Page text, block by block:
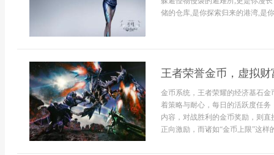
储的仓库,是你探索归来的港湾,是
王者荣誉金币，虚拟
金币系统，王者荣耀的经济基石
着策略与耐心，每日的活跃度任
内容，对战胜利的金币奖励，则
正向激励，而诸如“金币上限”这